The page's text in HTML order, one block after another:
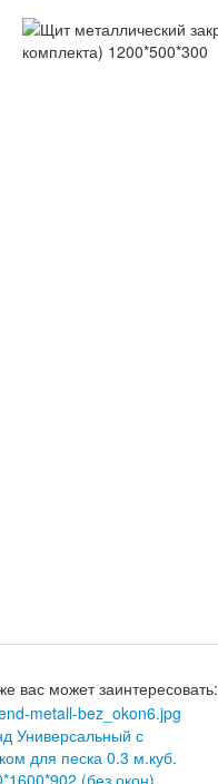
вас может заинтересовать:
Универсальный с
для песка 0.3 м.куб.